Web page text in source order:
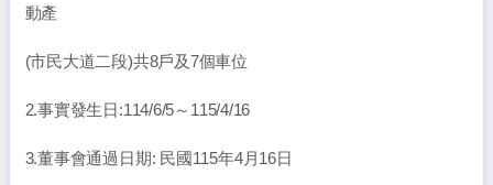
動產
(市民大道二段)共8戶及7個車位
2.事實發生日:114/6/5～115/4/16
3.董事會通過日期: 民國115年4月16日